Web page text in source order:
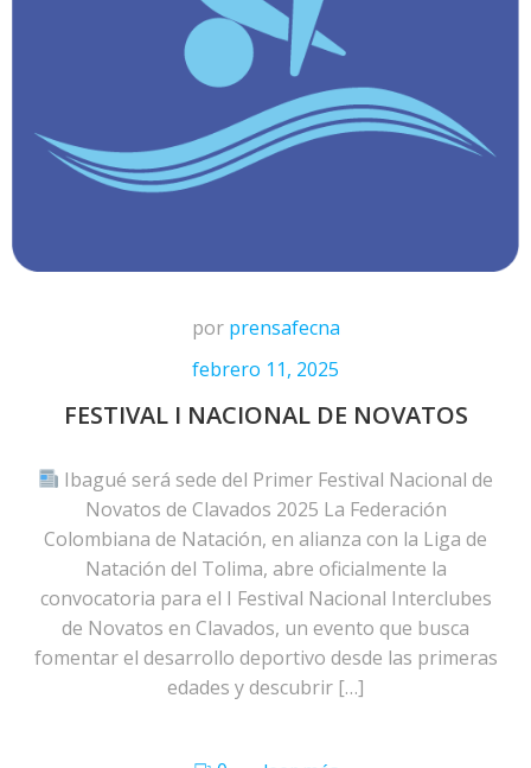
por prensafecna
febrero 11, 2025
FESTIVAL I NACIONAL DE NOVATOS
Ibagué será sede del Primer Festival Nacional de
Novatos de Clavados 2025 La Federación
Colombiana de Natación, en alianza con la Liga de
Natación del Tolima, abre oficialmente la
convocatoria para el I Festival Nacional Interclubes
de Novatos en Clavados, un evento que busca
fomentar el desarrollo deportivo desde las primeras
edades y descubrir […]